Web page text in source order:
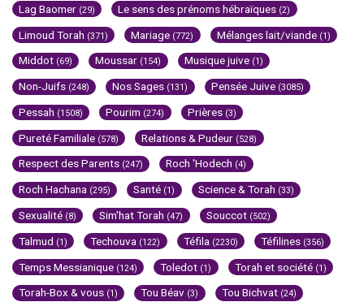
Lag Baomer (29) Le sens des prénoms hébraïques (2)
Limoud Torah (371) Mariage (772) Mélanges lait/viande (1)
Middot (69) Moussar (154) Musique juive (1)
Non-Juifs (248) Nos Sages (131) Pensée Juive (3085)
Pessah (1508) Pourim (274) Prières (3)
Pureté Familiale (578) Relations & Pudeur (528)
Respect des Parents (247) Roch 'Hodech (4)
Roch Hachana (295) Santé (1) Science & Torah (33)
Sexualité (8) Sim'hat Torah (47) Souccot (502)
Talmud (1) Techouva (122) Téfila (2230) Téfilines (356)
Temps Messianique (124) Toledot (1) Torah et société (1)
Torah-Box & vous (1) Tou Béav (3) Tou Bichvat (24)